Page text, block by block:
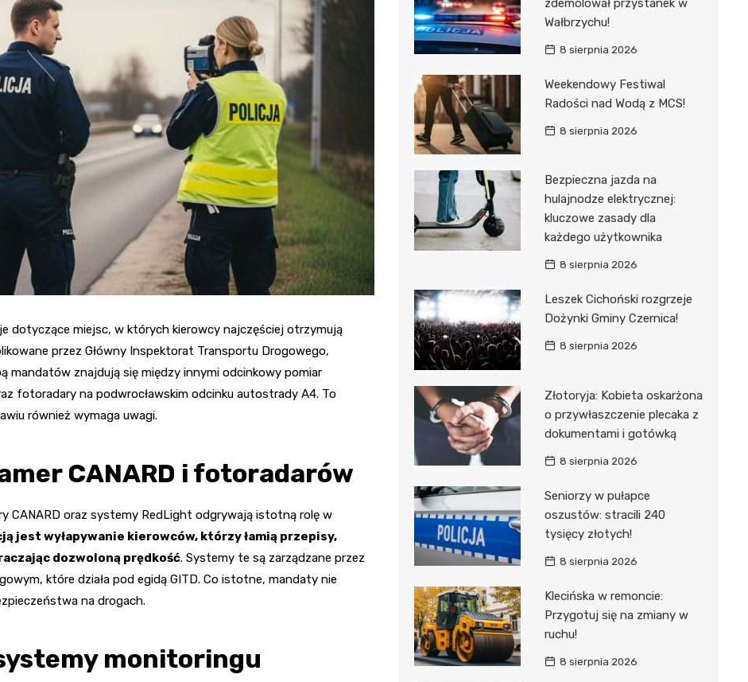
Fryzjer
Kino
Poczta
dotyczące miejsc, w których kierowcy najczęściej otrzymują
przez Główny Inspektorat Transportu Drogowego,
mandatów znajdują się między innymi odcinkowy pomiar
fotoradary na podwrocławskim odcinku autostrady A4. To
również wymaga uwagi.
CANARD i fotoradarów
CANARD oraz systemy RedLight odgrywają istotną rolę w
jest wyłapywanie kierowców, którzy łamią przepisy,
dozwoloną prędkość. Systemy te są zarządzane przez
które działa pod egidą GITD. Co istotne, mandaty nie
na drogach.
monitoringu
zdemolował przystanek w
Wałbrzychu!
8 sierpnia 2026
Weekendowy Festiwal
Radości nad Wodą z MCS!
8 sierpnia 2026
Bezpieczna jazda na
hulajnodze elektrycznej:
kluczowe zasady dla
każdego użytkownika
8 sierpnia 2026
Leszek Cichoński rozgrzeje
Dożynki Gminy Czernica!
8 sierpnia 2026
Złotoryja: Kobieta oskarżona
o przywłaszczenie plecaka z
dokumentami i gotówką
8 sierpnia 2026
Seniorzy w pułapce
oszustów: stracili 240
tysięcy złotych!
8 sierpnia 2026
Klecińska w remoncie:
Przygotuj się na zmiany w
ruchu!
8 sierpnia 2026